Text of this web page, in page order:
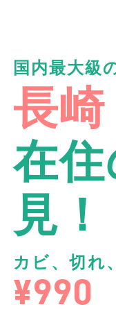
国内最大級
長崎
在
見！
カビ、切れ
¥990